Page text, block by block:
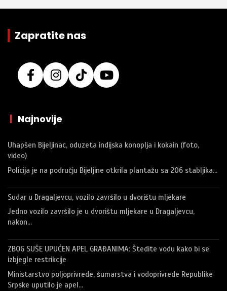
Zapratite nas
| Najnovije
Uhapšen Bijeljinac, oduzeta indijska konoplja i kokain (foto,
video)
Policija je na području Bijeljine otkrila plantažu sa 206 stabljika…
Sudar u Dragaljevcu, vozilo završilo u dvorištu mljekare
Jedno vozilo završilo je u dvorištu mljekare u Dragaljevcu,
nakon…
ZBOG SUŠE UPUĆEN APEL GRAĐANIMA: Štedite vodu kako bi se
izbjegle restrikcije
Ministarstvo poljoprivrede, šumarstva i vodoprivrede Republike
Srpske uputilo je apel…